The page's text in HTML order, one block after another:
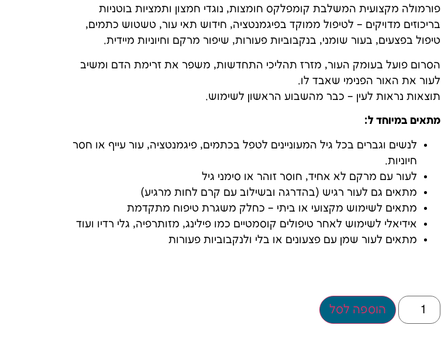
פורמולה מקצועית המשלבת קומפלקס חומצות, נוגדי חמצון ותמציות בוטניות
בריכוזים מדויקים – לטיפול ממוקד בפיגמנטציה, חידוש תאי עור, טשטוש כתמים,
טיפול בפצעים, בעור שומני, בנקבוביות פעורות, שיפור מרקם וחיוניות מיידית.
הסרום פועל בעומק העור, מזרז תהליכי התחדשות, משפר את זרימת הדם ומשיב
לעור את האור הפנימי שאבד לו.
תוצאות נראות לעין – כבר מהשבוע הראשון לשימוש.
מתאים במיוחד ל:
לנשים וגברים בכל גיל המעוניינים לטפל בכתמים, פיגמנטציה, עור עייף או חסר
חיוניות.
לעור עם מרקם לא אחיד, חוסר זוהר או סימני גיל
מתאים גם לעור רגיש (בהדרגה ובשילוב עם קרם לחות מרגיע)
מתאים לשימוש מקצועי או ביתי – כחלק משגרת טיפוח מתקדמת
אידיאלי לשימוש לאחר טיפולים קוסמטיים כמו פילינג, מזותרפיה, גלי רדיו ועוד
מתאים לעור שמן עם פצעונים או בלי ולנקבוביות פעורות
הוספה לסל